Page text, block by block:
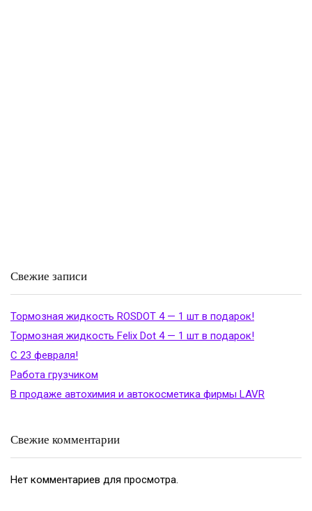
Свежие записи
Тормозная жидкость ROSDOT 4 — 1 шт в подарок!
Тормозная жидкость Felix Dot 4 — 1 шт в подарок!
С 23 февраля!
Работа грузчиком
В продаже автохимия и автокосметика фирмы LAVR
Свежие комментарии
Нет комментариев для просмотра.